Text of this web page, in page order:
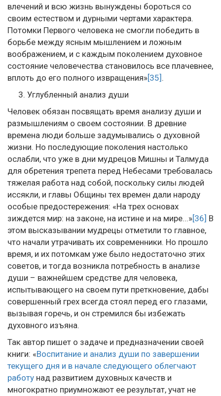
влечений и всю жизнь вынуждены бороться со
своим естеством и дурными чертами характера.
Потомки Первого человека не смогли победить в
борьбе между ясным мышлением и ложным
воображением, и с каждым поколением духовное
состояние человечества становилось все плачевнее,
вплоть до его полного извращения»[35] .
Углубленный анализ души
Человек обязан посвящать время анализу души и
размышлениям о своем состоянии. В древние
времена люди больше задумывались о духовной
жизни. Но последующие поколения настолько
ослабли, что уже в дни мудрецов Мишны и Талмуда
для обретения трепета перед Небесами требовалась
тяжелая работа над собой, поскольку силы людей
иссякли, и главы Общины тех времен дали народу
особые предостережения: «На трех основах
зиждется мир: на законе, на истине и на мире...»[36] В
этом высказывании мудрецы отметили то главное,
что начали утрачивать их современники. Но прошло
время, и их потомкам уже было недостаточно этих
советов, и тогда возникла потребность в анализе
души – важнейшем средстве для человека,
испытывающего на своем пути преткновение, дабы
совершенный грех всегда стоял перед его глазами,
вызывая горечь, и он стремился бы избежать
духовного изъяна.
Так автор пишет о задаче и предназначении своей
книги: «Воспитание и анализ души по завершении
текущего дня и в начале следующего облегчают
работу над развитием духовных качеств и
многократно приумножают ее результат, учат не